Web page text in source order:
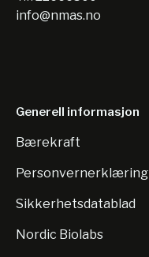
info@nmas.no
Generell informasjon
Bærekraft
Personvernerklæring
Sikkerhetsdatablad
Nordic Biolabs